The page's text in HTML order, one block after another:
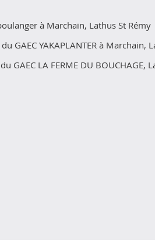
à Marchain, Lathus St Rémy
GAEC YAKAPLANTER à Marchain,
GAEC LA FERME DU BOUCHAGE,